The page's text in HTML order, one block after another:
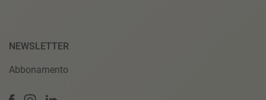
NEWSLETTER
Abbonamento